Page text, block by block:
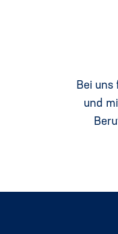
Bei uns
und